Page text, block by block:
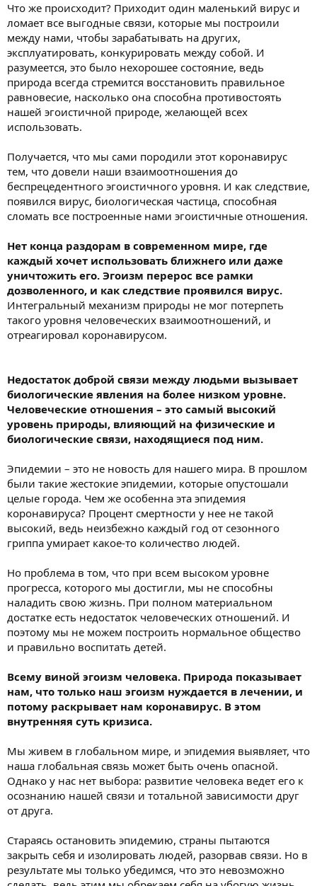
Что же происходит? Приходит один маленький вирус и
ломает все выгодные связи, которые мы построили
между нами, чтобы зарабатывать на других,
эксплуатировать, конкурировать между собой. И
разумеется, это было нехорошее состояние, ведь
природа всегда стремится восстановить правильное
равновесие, насколько она способна противостоять
нашей эгоистичной природе, желающей всех
использовать.
Получается, что мы сами породили этот коронавирус
тем, что довели наши взаимоотношения до
беспрецедентного эгоистичного уровня. И как следствие,
появился вирус, биологическая частица, способная
сломать все построенные нами эгоистичные отношения.
Нет конца раздорам в современном мире, где
каждый хочет использовать ближнего или даже
уничтожить его. Эгоизм перерос все рамки
дозволенного, и как следствие проявился вирус.
Интегральный механизм природы не мог потерпеть
такого уровня человеческих взаимоотношений, и
отреагировал коронавирусом.
Недостаток доброй связи между людьми вызывает
биологические явления на более низком уровне.
Человеческие отношения – это самый высокий
уровень природы, влияющий на физические и
биологические связи, находящиеся под ним.
Эпидемии – это не новость для нашего мира. В прошлом
были такие жестокие эпидемии, которые опустошали
целые города. Чем же особенна эта эпидемия
коронавируса? Процент смертности у нее не такой
высокий, ведь неизбежно каждый год от сезонного
гриппа умирает какое-то количество людей.
Но проблема в том, что при всем высоком уровне
прогресса, которого мы достигли, мы не способны
наладить свою жизнь. При полном материальном
достатке есть недостаток человеческих отношений. И
поэтому мы не можем построить нормальное общество
и правильно воспитать детей.
Всему виной эгоизм человека. Природа показывает
нам, что только наш эгоизм нуждается в лечении, и
потому раскрывает нам коронавирус. В этом
внутренняя суть кризиса.
Мы живем в глобальном мире, и эпидемия выявляет, что
наша глобальная связь может быть очень опасной.
Однако у нас нет выбора: развитие человека ведет его к
осознанию нашей связи и тотальной зависимости друг
от друга.
Стараясь остановить эпидемию, страны пытаются
закрыть себя и изолировать людей, разорвав связи. Но в
результате мы только убедимся, что это невозможно